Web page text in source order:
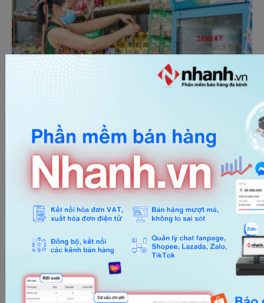
Nước mắm
Nước mắm được xem là “linh hồn” của ẩm thực Việt
Nam, là gia vị không thể thiếu trong canh, kho, xào hay
các món gỏi, nướng. Sản phẩm mang lại vị đậm đà
đặc trưng, đồng thời cung cấp khoáng chất và vitamin
cho cơ thể. Truyền thống sử dụng nước mắm đã ăn
sâu vào thói quen của người Việt, khó có loại gia vị
nào thay thế được.